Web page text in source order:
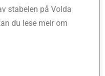
stabelen på Volda
du lese meir om